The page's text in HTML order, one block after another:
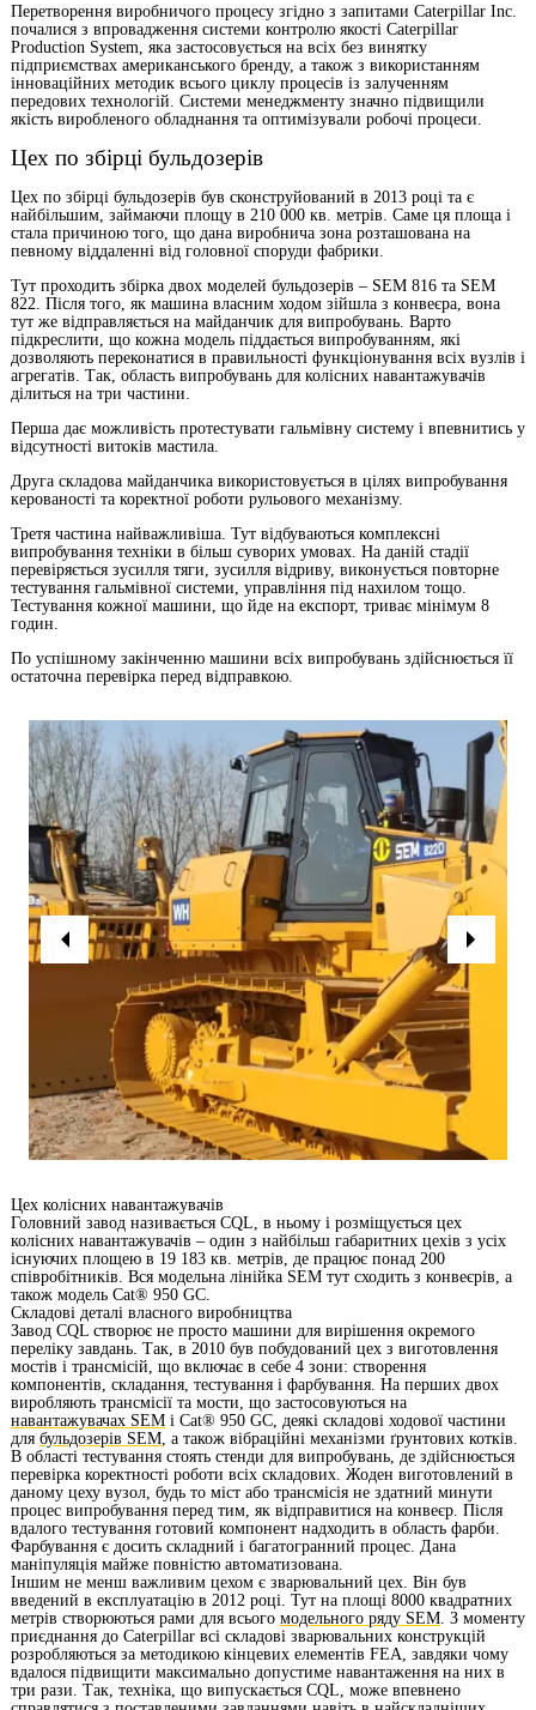
Перетворення виробничого процесу згідно з запитами Caterpillar Inc.
почалися з впровадження системи контролю якості Caterpillar
Production System, яка застосовується на всіх без винятку
підприємствах американського бренду, а також з використанням
інноваційних методик всього циклу процесів із залученням
передових технологій. Системи менеджменту значно підвищили
якість виробленого обладнання та оптимізували робочі процеси.
Цех по збірці бульдозерів
Цех по збірці бульдозерів був сконструйований в 2013 році та є
найбільшим, займаючи площу в 210 000 кв. метрів. Саме ця площа і
стала причиною того, що дана виробнича зона розташована на
певному віддаленні від головної споруди фабрики.
Тут проходить збірка двох моделей бульдозерів – SEM 816 та SEM
822. Після того, як машина власним ходом зійшла з конвеєра, вона
тут же відправляється на майданчик для випробувань. Варто
підкреслити, що кожна модель піддається випробуванням, які
дозволяють переконатися в правильності функціонування всіх вузлів і
агрегатів. Так, область випробувань для колісних навантажувачів
ділиться на три частини.
Перша дає можливість протестувати гальмівну систему і впевнитись у
відсутності витоків мастила.
Друга складова майданчика використовується в цілях випробування
керованості та коректної роботи рульового механізму.
Третя частина найважливіша. Тут відбуваються комплексні
випробування техніки в більш суворих умовах. На даній стадії
перевіряється зусилля тяги, зусилля відриву, виконується повторне
тестування гальмівної системи, управління під нахилом тощо.
Тестування кожної машини, що йде на експорт, триває мінімум 8
годин.
По успішному закінченню машини всіх випробувань здійснюється її
остаточна перевірка перед відправкою.
Цех колісних навантажувачів
Головний завод називається CQL, в ньому і розміщується цех
колісних навантажувачів – один з найбільш габаритних цехів з усіх
існуючих площею в 19 183 кв. метрів, де працює понад 200
співробітників. Вся модельна лінійка SEM тут сходить з конвеєрів, а
також модель Cat® 950 GC.
Складові деталі власного виробництва
Завод CQL створює не просто машини для вирішення окремого
переліку завдань. Так, в 2010 був побудований цех з виготовлення
мостів і трансмісій, що включає в себе 4 зони: створення
компонентів, складання, тестування і фарбування. На перших двох
виробляють трансмісії та мости, що застосовуються на
навантажувачах SEM і Cat® 950 GC, деякі складові ходової частини
для бульдозерів SEM , а також вібраційні механізми ґрунтових котків.
В області тестування стоять стенди для випробувань, де здійснюється
перевірка коректності роботи всіх складових. Жоден виготовлений в
даному цеху вузол, будь то міст або трансмісія не здатний минути
процес випробування перед тим, як відправитися на конвеєр. Після
вдалого тестування готовий компонент надходить в область фарби.
Фарбування є досить складний і багатогранний процес. Дана
маніпуляція майже повністю автоматизована.
Іншим не менш важливим цехом є зварювальний цех. Він був
введений в експлуатацію в 2012 році. Тут на площі 8000 квадратних
метрів створюються рами для всього модельного ряду SEM . З моменту
приєднання до Caterpillar всі складові зварювальних конструкцій
розробляються за методикою кінцевих елементів FEA, завдяки чому
вдалося підвищити максимально допустиме навантаження на них в
три рази. Так, техніка, що випускається CQL, може впевнено